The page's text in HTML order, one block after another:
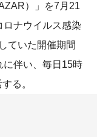
）」を7月21
ロナウイルス感染
ていた開催期間
に伴い、毎日15時
る。